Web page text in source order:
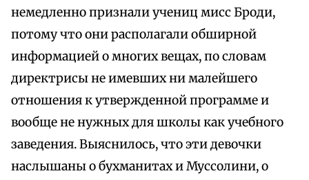
немедленно признали учениц мисс Броди,
потому что они располагали обширной
информацией о многих вещах, по словам
директрисы не имевших ни малейшего
отношения к утвержденной программе и
вообще не нужных для школы как учебного
заведения. Выяснилось, что эти девочки
наслышаны о бухманитах и Муссолини, о